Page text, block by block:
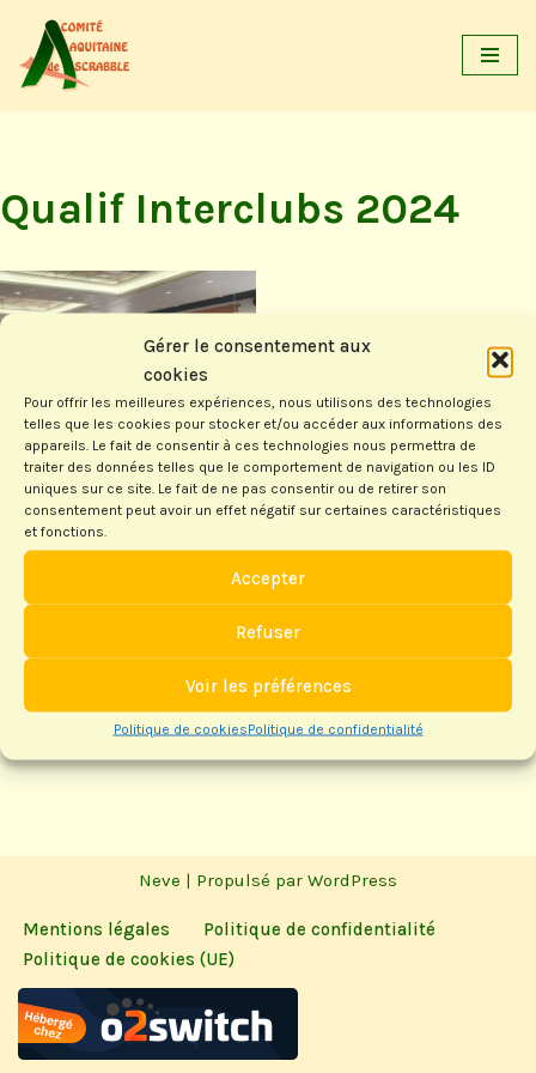
Gérer le consentement aux
cookies
Pour offrir les meilleures expériences, nous utilisons des technologies
telles que les cookies pour stocker et/ou accéder aux informations des
appareils. Le fait de consentir à ces technologies nous permettra de
traiter des données telles que le comportement de navigation ou les ID
uniques sur ce site. Le fait de ne pas consentir ou de retirer son
consentement peut avoir un effet négatif sur certaines caractéristiques
et fonctions.
Accepter
Refuser
Voir les préférences
Politique de cookiesPolitique de confidentialité
Aller
au
Qualif Interclubs 2024
Neve | Propulsé par WordPress
Mentions légales
Politique de confidentialité
Politique de cookies (UE)